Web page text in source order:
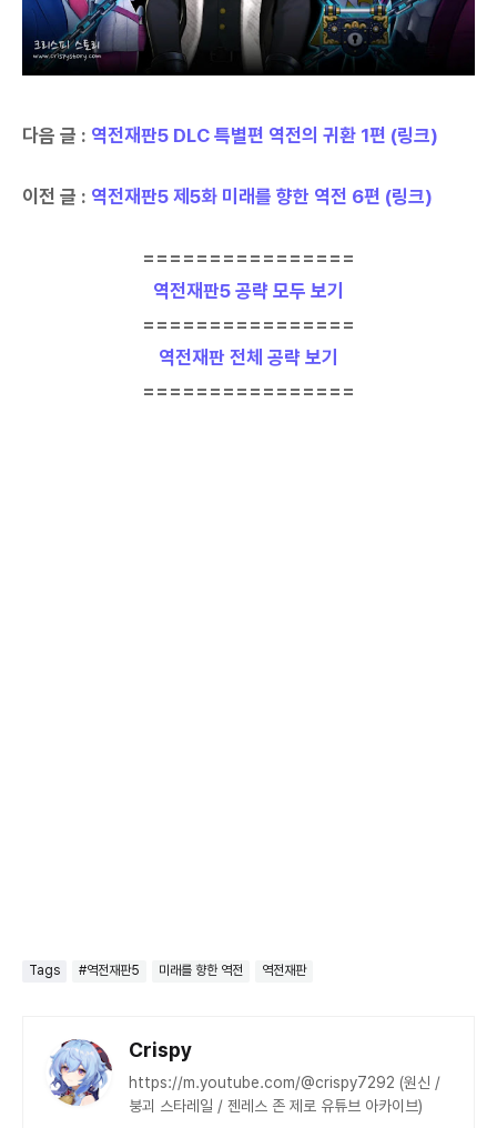
다음 글 : 역전재판5 DLC 특별편 역전의 귀환 1편 (링크)
이전 글 : 역전재판5 제5화 미래를 향한 역전 6편 (링크)
================
역전재판5 공략 모두 보기
================
역전재판 전체 공략 보기
================
Tags #역전재판5 미래를 향한 역전 역전재판
Crispy
https://m.youtube.com/@crispy7292 (원신 /
붕괴 스타레일 / 젠레스 존 제로 유튜브 아카이브)